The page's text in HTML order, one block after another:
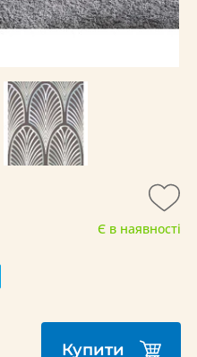
Є в наявності
Купити